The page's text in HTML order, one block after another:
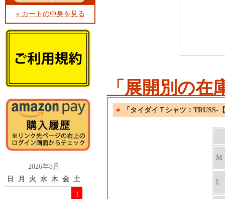
» カートの中身を見る
2026年8月
日
月 火 水 木 金 土
1
「展開別の在